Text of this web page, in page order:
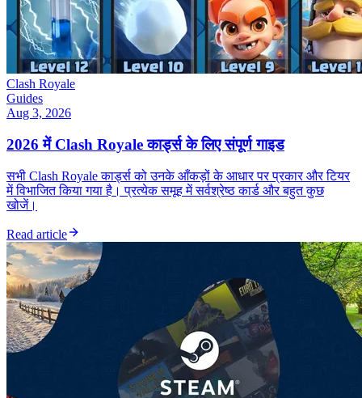
Clash Royale
Guides
Aug 3, 2026
2026 में Clash Royale कार्ड्स के लिए संपूर्ण गाइड
सभी Clash Royale कार्ड्स को उनके आँकड़ों के आधार पर प्रकार और टियर
में विभाजित किया गया है। प्रत्येक समूह में सर्वश्रेष्ठ कार्ड और बहुत कुछ
खोजें।
Read article